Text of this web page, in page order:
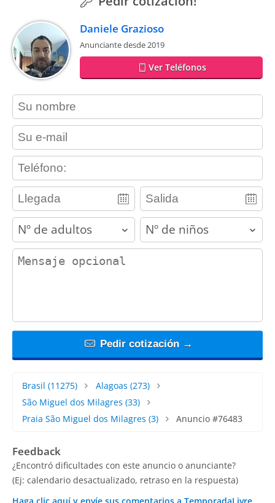
Daniele Grazioso
Anunciante desde 2019
Ver Teléfonos
contact_name
contact_email
contact_phone
adults children
contact_message
Pedir cotización →
Brasil (11275) Alagoas (273)
São Miguel dos Milagres (33)
Praia São Miguel dos Milagres (3) Anuncio #76483
Feedback
¿Encontró dificultades con este anuncio o anunciante?
(Ej: calendario desactualizado, retraso en la respuesta)